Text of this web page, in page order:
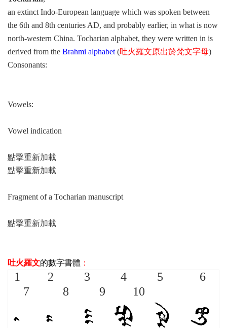
an extinct Indo-European language which was spoken between
the 6th and 8th centuries AD, and probably earlier, in what is now
north-western China. Tocharian alphabet, they were written in is
derived from the Brahmi alphabet (吐火羅文原出於梵文字母)
Consonants:
Vowels:
Vowel indication
點擊重新加載
點擊重新加載
Fragment of a Tocharian manuscript
點擊重新加載
吐火羅文的數字書體 ：
1 2 3 4 5 6
7 8 9 10